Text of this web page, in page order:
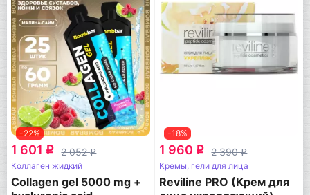
-22%
1 601 q 2 052q
Коллаген жидкий
Collagen gel 5000 mg +
-18%
1 960 q 2 390q
Кремы, гели для лица
Reviline PRO (Крем для